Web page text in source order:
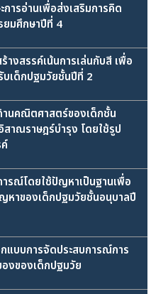
ารอ่านเพื่อส่งเสริมการคิด
ยมศึกษาปีที่ 4
างสรรค์เน้นการเล่นกับสี เพื่อ
เด็กปฐมวัยชั้นปีที่ 2
นคณิตศาสตร์ของเด็กชั้น
าณราษฎร์บำรุง โดยใช้รูป
รณ์โดยใช้ปัญหาเป็นฐานเพื่อ
าของเด็กปฐมวัยชั้นอนุบาลปี
บบการจัดประสบการณ์การ
งของเด็กปฐมวัย